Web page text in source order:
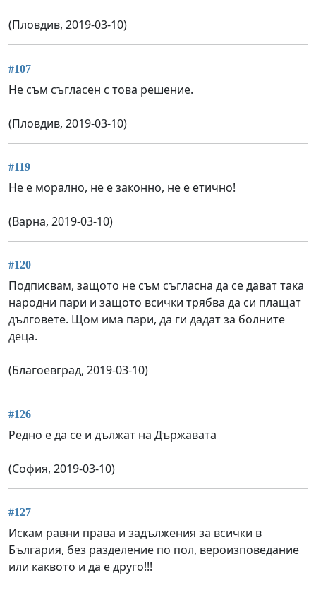
(Пловдив, 2019-03-10)
#107
Не съм съгласен с това решение.
(Пловдив, 2019-03-10)
#119
Не е морално, не е законно, не е етично!
(Варна, 2019-03-10)
#120
Подписвам, защото не съм съгласна да се дават така
народни пари и защото всички трябва да си плащат
дълговете. Щом има пари, да ги дадат за болните
деца.
(Благоевград, 2019-03-10)
#126
Редно е да се и дължат на Държавата
(София, 2019-03-10)
#127
Искам равни права и задължения за всички в
България, без разделение по пол, вероизповедание
или каквото и да е друго!!!